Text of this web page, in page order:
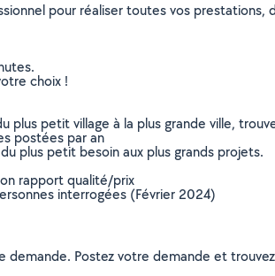
pour réaliser toutes vos
choix !
petit village à la plus grande ville,
postées par an
plus petit besoin aux plus grands projets.
rapport qualité/prix
interrogées (Février 2024)
Postez votre demande et